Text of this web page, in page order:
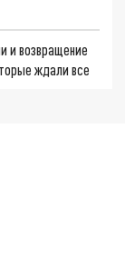
и возвращение
ждали все